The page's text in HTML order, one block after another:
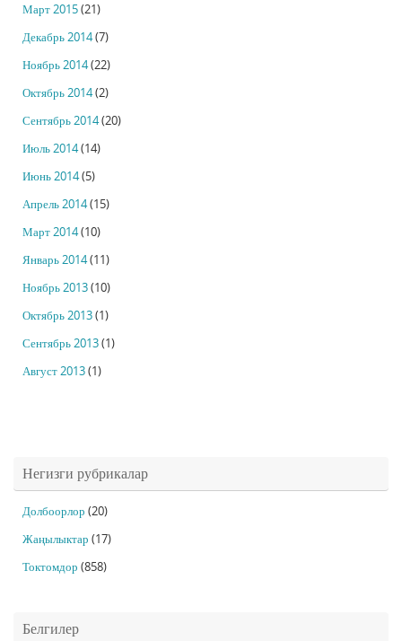
Март 2015(21)
Декабрь 2014(7)
Ноябрь 2014(22)
Октябрь 2014(2)
Сентябрь 2014(20)
Июль 2014(14)
Июнь 2014(5)
Апрель 2014(15)
Март 2014(10)
Январь 2014(11)
Ноябрь 2013(10)
Октябрь 2013(1)
Сентябрь 2013(1)
Август 2013(1)
Негизги рубрикалар
Долбоорлор (20)
Жаңылыктар (17)
Токтомдор (858)
Белгилер